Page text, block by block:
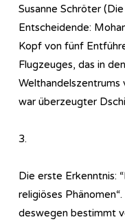
Susanne Schröter
Entscheidende:
Kopf von fünf
Flugzeuges, das in
war überzeugter
3.
Die erste Erkenntnis:
religiöses
deswegen bestimmt